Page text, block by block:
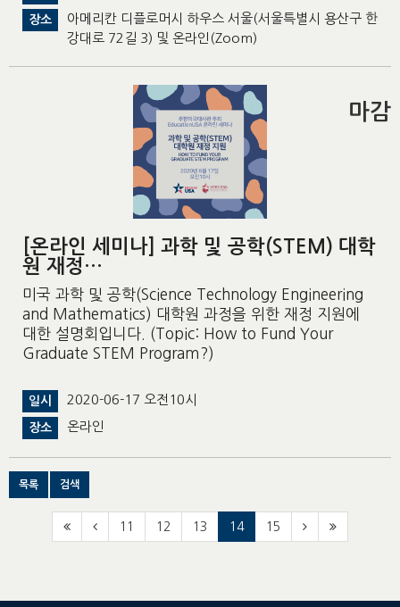
장소
아메리칸 디플로머시 하우스 서울(서울특별시 용산구 한
강대로 72길 3) 및 온라인(Zoom)
[온라인 세미나] 과학 및 공학(STEM) 대학
원 재정…
미국 과학 및 공학(Science Technology Engineering
and Mathematics) 대학원 과정을 위한 재정 지원에
대한 설명회입니다. (Topic: How to Fund Your
Graduate STEM Program?)
일시 2020-06-17 오전10시
장소 온라인
마감
목록 검색
11 12 13 14 15